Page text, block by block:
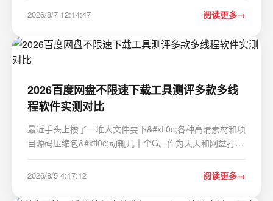
&#xff0c;同比增长12.6%&#xff0c;但行业普遍面临研发人员
2026/8/7 12:14:47 阅读更多
2026百度网盘不限速下载工具测评多款多线
程软件实测对比
最近手头上攒了一堆大文件要下&#xff0c;各种高清素材和项
目源码压缩包&#xff0c;动辄几十个G。作为天天和网盘打交
摸得清清楚楚。今天正好有空&#xff0c;打算把手头常用的几
2026/8/5 4:17:12 阅读更多